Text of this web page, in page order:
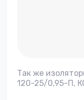
Так же
120-25/0,95-П,